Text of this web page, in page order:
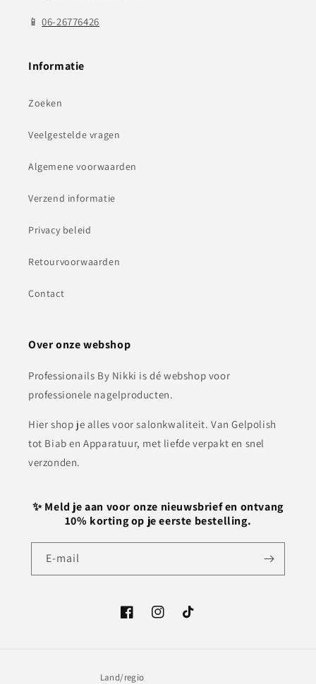
📱06-26776426
Informatie
Zoeken
Veelgestelde vragen
Algemene voorwaarden
Verzend informatie
Privacy beleid
Retourvoorwaarden
Contact
Over onze webshop
Professionails By Nikki is dé webshop voor
professionele nagelproducten.
Hier shop je alles voor salonkwaliteit. Van Gelpolish
tot Biab en Apparatuur, met liefde verpakt en snel
verzonden.
✨ Meld je aan voor onze nieuwsbrief en ontvang
10% korting op je eerste bestelling.
E‑mail
FacebookInstagramTikTok
Land/regio